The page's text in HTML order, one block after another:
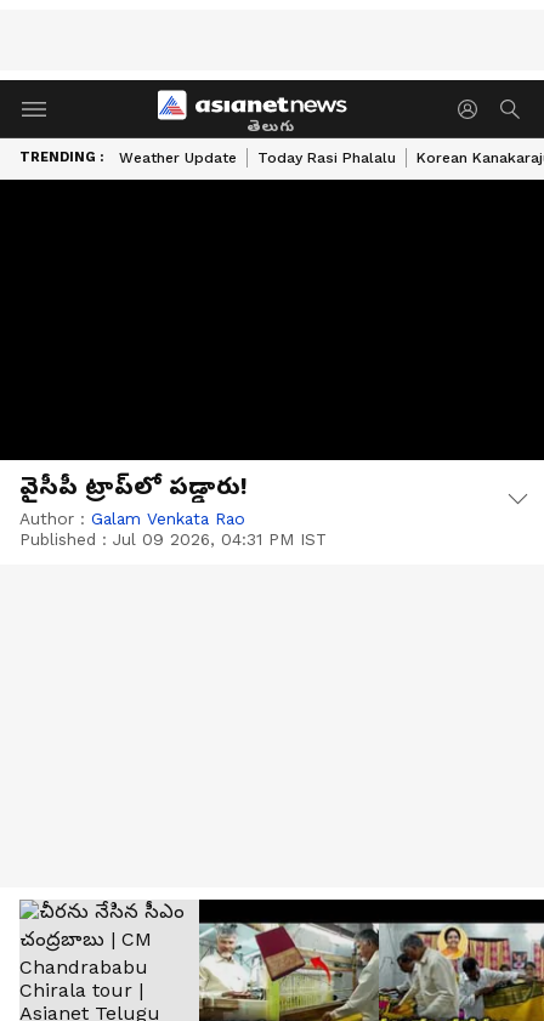
తెలుగు
TRENDING : Weather Update Today Rasi Phalalu Korean
వైసీపీ ట్రాప్‌లో పడ్డారు!
Author : Galam Venkata Rao
Published : Jul 09 2026, 04:31 PM IST